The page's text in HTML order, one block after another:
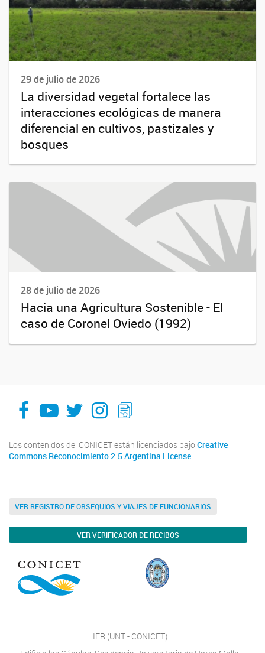
29 de julio de 2026
La diversidad vegetal fortalece las
interacciones ecológicas de manera
diferencial en cultivos, pastizales y
bosques
28 de julio de 2026
Hacia una Agricultura Sostenible - El
caso de Coronel Oviedo (1992)
facebook
youtube
Twitter
Instagram
LeChasquier Boletin Digital 70
Los contenidos del CONICET están licenciados bajo Creative
Commons Reconocimiento 2.5 Argentina License
VER REGISTRO DE OBSEQUIOS Y VIAJES DE FUNCIONARIOS
VER VERIFICADOR DE RECIBOS
IER (UNT - CONICET)